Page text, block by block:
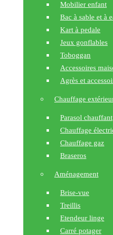
Mobilier enfant
Bac à sable et à
Kart à pedale
Jeux gonflables
Toboggan
Accessoires
Agrès et
Chauffage
Parasol chauffant
Chauffage
Chauffage gaz
Braseros
Aménagement
Brise-vue
Treillis
Etendeur linge
Carré potager